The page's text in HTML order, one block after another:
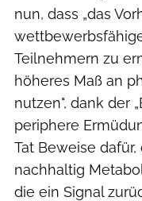
nun, dass „das
Teilnehmern zu
höheres Maß an
nutzen", dank der
periphere
Tat Beweise dafür,
nachhaltig
die ein Signal